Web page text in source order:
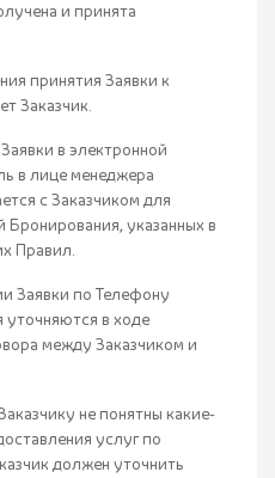
и принята
принятия Заявки к
Заказчик.
в электронной
в лице менеджера
с Заказчиком для
Бронирования, указанных в
Правил.
Заявки по Телефону
уточняются в ходе
между Заказчиком и
не понятны какие-
услуг по
должен уточнить